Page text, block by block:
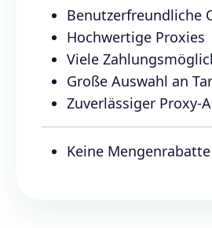
Benutzerfreundliche
Hochwertige Proxies
Viele
Große Auswahl an
Zuverlässiger Proxy-
Keine Mengenrabatte